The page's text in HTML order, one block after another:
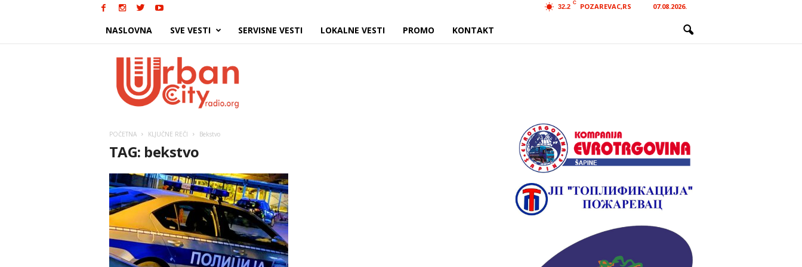
32.2
C POZAREVAC,RS 07.08.2026.
NASLOVNA SVE VESTI SERVISNE VESTI LOKALNE VESTI PROMO KONTAKT
POČETNA KLJUČNE REČI Bekstvo
TAG: bekstvo